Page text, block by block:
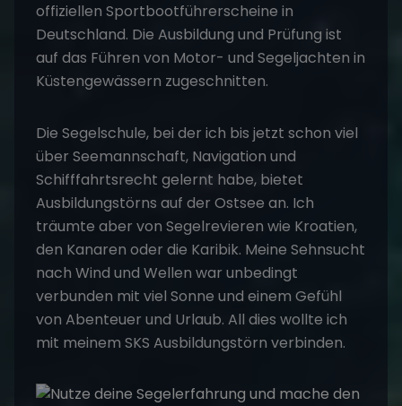
offiziellen Sportbootführerscheine in
Deutschland. Die Ausbildung und Prüfung ist
auf das Führen von Motor- und Segeljachten in
Küstengewässern zugeschnitten.
Die Segelschule, bei der ich bis jetzt schon viel
über Seemannschaft, Navigation und
Schifffahrtsrecht gelernt habe, bietet
Ausbildungstörns auf der Ostsee an. Ich
träumte aber von Segelrevieren wie Kroatien,
den Kanaren oder die Karibik. Meine Sehnsucht
nach Wind und Wellen war unbedingt
verbunden mit viel Sonne und einem Gefühl
von Abenteuer und Urlaub. All dies wollte ich
mit meinem SKS Ausbildungstörn verbinden.